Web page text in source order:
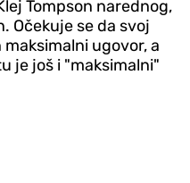
Tompson narednog,
Očekuje se da svoj
ugovor, a
je još i "maksimalni"